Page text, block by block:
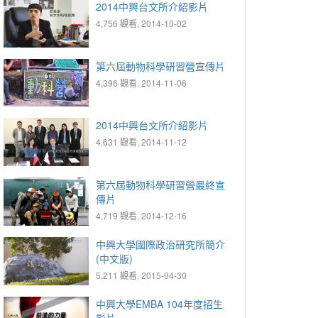
2014中興台文所介紹影片
4,756 觀看, 2014-10-02
第六屆動物科學研習營宣傳片
4,396 觀看, 2014-11-06
2014中興台文所介紹影片
4,631 觀看, 2014-11-12
第六屆動物科學研習營最終宣
傳片
4,719 觀看, 2014-12-16
中興大學國際政治研究所簡介
(中文版)
5,211 觀看, 2015-04-30
中興大學EMBA 104年度招生